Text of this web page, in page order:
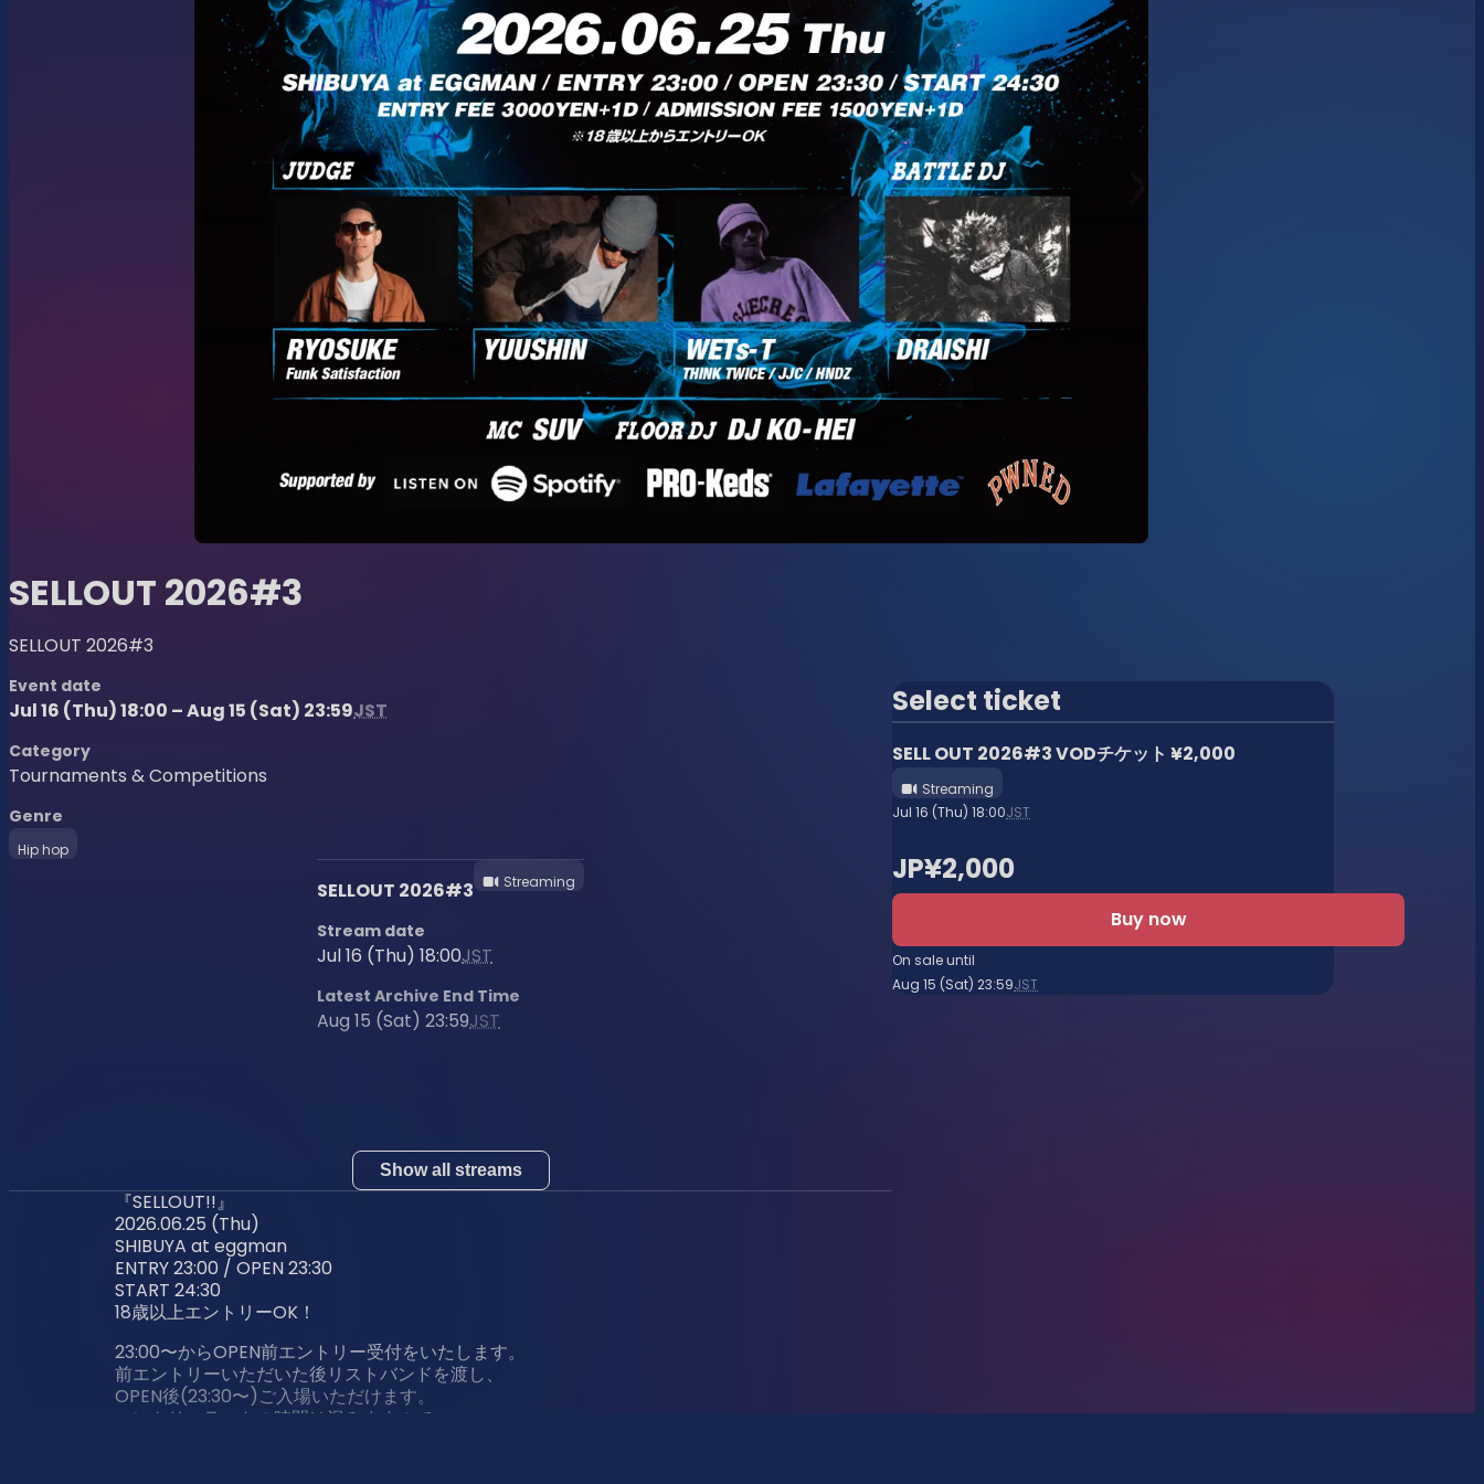
SELLOUT 2026#3
SELLOUT 2026#3
Event date
Jul 16 (Thu) 18:00 – Aug 15 (Sat) 23:59JST
Category
Tournaments & Competitions
Genre
Hip hop
SELLOUT 2026#3 Streaming
Stream date
Jul 16 (Thu) 18:00JST
Latest Archive End Time
Aug 15 (Sat) 23:59JST
Show all streams
『SELLOUT!!』
2026.06.25 (Thu)
SHIBUYA at eggman
ENTRY 23:00 / OPEN 23:30
START 24:30
18歳以上エントリーOK！
23:00〜からOPEN前エントリー受付をいたします。
前エントリーいただいた後リストバンドを渡し、
OPEN後(23:30〜)ご入場いただけます。
エントリーラストの時間は混みますので、
Select ticket
SELL OUT 2026#3 VODチケット ¥2,000
Streaming
Jul 16 (Thu) 18:00JST
JP¥2,000
Buy now
On sale until
Aug 15 (Sat) 23:59JST